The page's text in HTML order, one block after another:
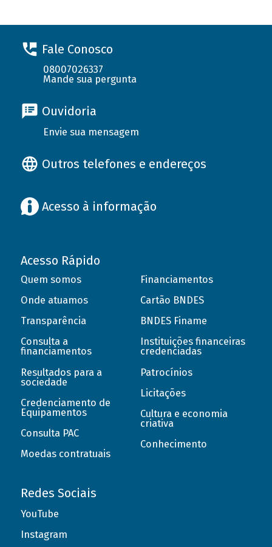
Fale Conosco
08007026337
Mande sua pergunta
Ouvidoria
Envie sua mensagem
Outros telefones e endereços
Acesso à informação
Acesso Rápido
Quem somos
Onde atuamos
Transparência
Consulta a
financiamentos
Resultados para a
sociedade
Credenciamento de
Equipamentos
Consulta PAC
Moedas contratuais
Financiamentos
Cartão BNDES
BNDES Finame
Instituições financeiras
credenciadas
Patrocínios
Licitações
Cultura e economia
criativa
Conhecimento
Redes Sociais
YouTube
Instagram